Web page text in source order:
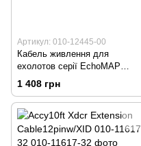
Артикул: 010-12445-00
Кабель живлення для
ехолотов серії EchoMAP
Power/data cable (4 pin) 010-
12445-00
1 408 грн